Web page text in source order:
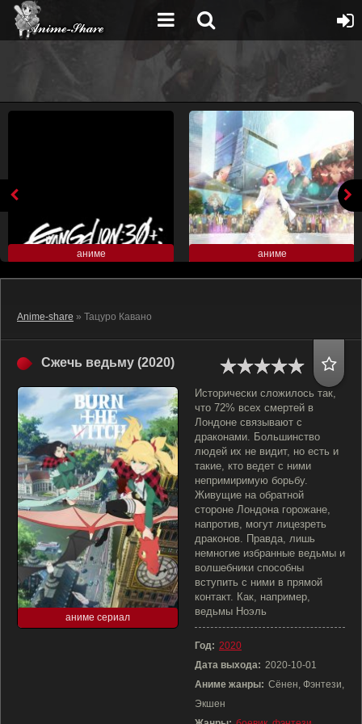
аниме аниме
Anime-share » Тацуро Кавано
Сжечь ведьму (2020)
аниме сериал
Исторически сложилось так,
что 72% всех смертей в
Лондоне связывают с
драконами. Большинство
людей их не видит, но есть и
такие, кто ведет с ними
непримиримую борьбу.
Живущие на обратной
стороне Лондона горожане,
напротив, могут лицезреть
драконов. Правда, лишь
немногие избранные ведьмы и
волшебники способны
вступить с ними в прямой
контакт. Как, например,
ведьмы Ноэль
Год: 2020
Дата выхода: 2020-10-01
Аниме жанры: Сёнен, Фэнтези,
Экшен